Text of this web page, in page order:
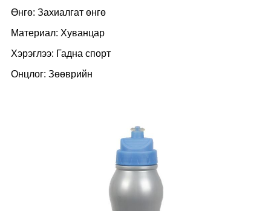
Өнгө: Захиалгат өнгө
Материал: Хуванцар
Хэрэглээ: Гадна спорт
Онцлог: Зөөврийн